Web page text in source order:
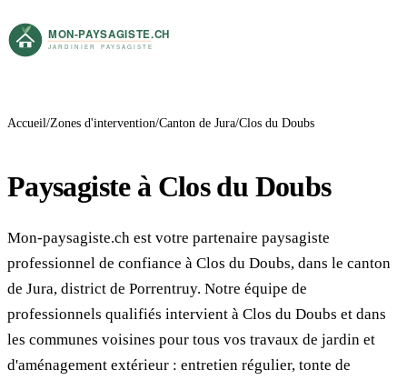
Accueil Zones d'intervention Canton de Jura Clos du Doubs
Paysagiste à Clos du Doubs
Mon-paysagiste.ch est votre partenaire paysagiste
professionnel de confiance à Clos du Doubs, dans le canton
de Jura, district de Porrentruy. Notre équipe de
professionnels qualifiés intervient à Clos du Doubs et dans
les communes voisines pour tous vos travaux de jardin et
d'aménagement extérieur : entretien régulier, tonte de